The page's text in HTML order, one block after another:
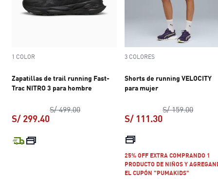
1 COLOR
Zapatillas de trail running Fast-
Trac NITRO 3 para hombre
S/ 499.00precio original S/ 499.00
S/ 299.40
precio actual S/ 299.40
3 COLORES
Shorts de running VELOCITY
para mujer
S/ 159.00precio
S/ 111.30
25% OFF EXTRA COMPRANDO 1
PRODUCTO DE NIÑOS Y
EL CUPÓN "PUMAKIDS"